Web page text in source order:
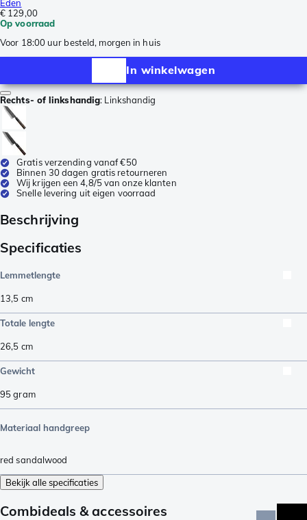
Eden
€ 129,00
Op voorraad
Voor 18:00 uur besteld, morgen in huis
In winkelwagen
Rechts- of linkshandig: Linkshandig
Gratis verzending vanaf €50
Binnen 30 dagen gratis retourneren
Wij krijgen een 4,8/5 van onze klanten
Snelle levering uit eigen voorraad
Beschrijving
Specificaties
Lemmetlengte
13,5 cm
Totale lengte
26,5 cm
Gewicht
95gram
Materiaal handgreep
red sandalwood
Bekijk alle specificaties
Combideals & accessoires